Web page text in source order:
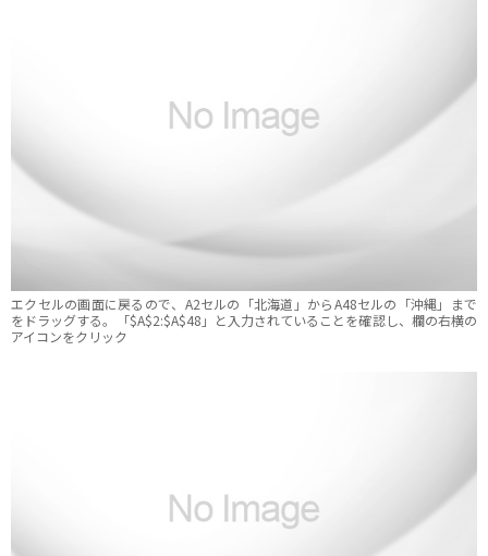
エクセルの画面に戻るので、A2セルの「北海道」からA48セルの「沖縄」まで
をドラッグする。「$A$2:$A$48」と入力されていることを確認し、欄の右横の
アイコンをクリック